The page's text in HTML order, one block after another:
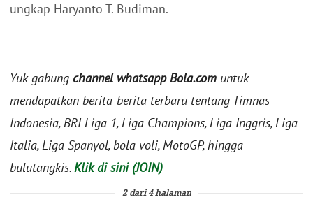
ungkap Haryanto T. Budiman.
Yuk gabung channel whatsapp Bola.com untuk
mendapatkan berita-berita terbaru tentang Timnas
Indonesia, BRI Liga 1, Liga Champions, Liga Inggris, Liga
Italia, Liga Spanyol, bola voli, MotoGP, hingga
bulutangkis.Klik di sini (JOIN)
2 dari 4 halaman